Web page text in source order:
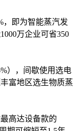
，即为智能蒸汽发
万企业可省350
），间歇使用选电
富地区选生物质蒸
高达设备款的